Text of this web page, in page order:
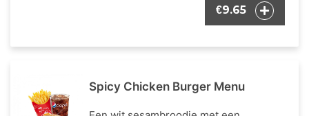
€9.65
Spicy Chicken Burger Menu